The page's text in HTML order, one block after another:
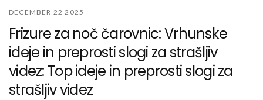
DECEMBER 22 2025
Frizure za noč čarovnic: Vrhunske
ideje in preprosti slogi za strašljiv
videz: Top ideje in preprosti slogi za
strašljiv videz